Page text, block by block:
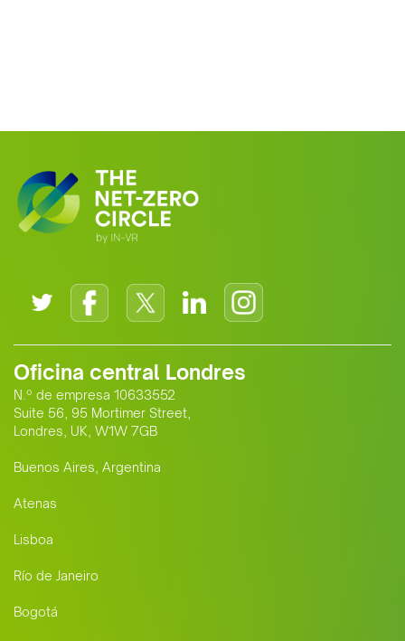
Oficina central Londres
N.º de empresa 10633552
Suite 56, 95 Mortimer Street,
Londres, UK, W1W 7GB
Buenos Aires, Argentina
Atenas
Lisboa
Río de Janeiro
Bogotá